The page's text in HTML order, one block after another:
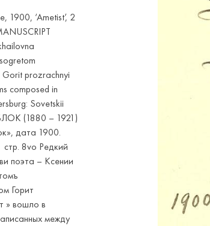
1900, ‘Ametist’, 2
Gorit prozrachnyi
composed in
Sovetskii
(1880 – 1921)
дата 1900.
стр. 8vo Редкий
поэта – Ксении
Горит
» вошло в
между